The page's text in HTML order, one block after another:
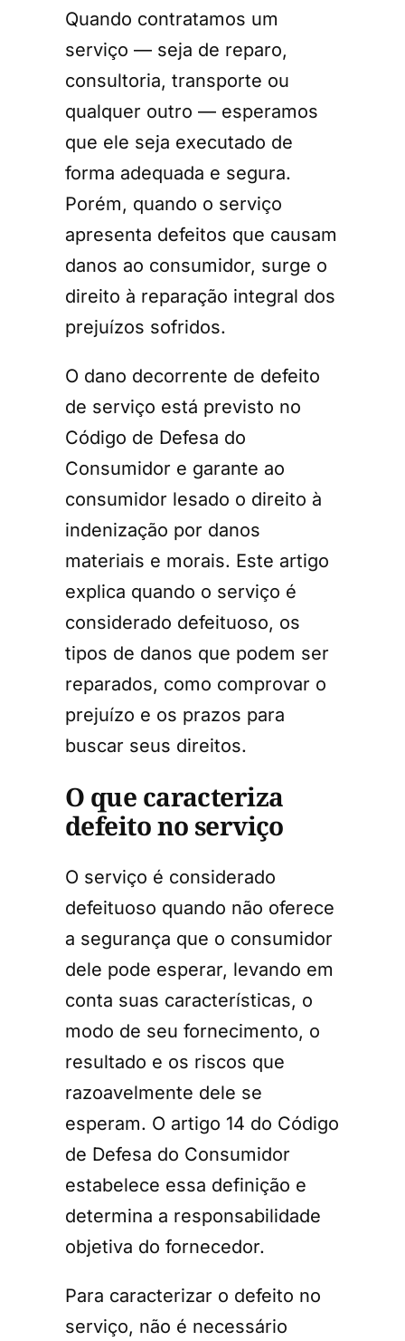
Quando contratamos um
serviço — seja de reparo,
consultoria, transporte ou
qualquer outro — esperamos
que ele seja executado de
forma adequada e segura.
Porém, quando o serviço
apresenta defeitos que causam
danos ao consumidor, surge o
direito à reparação integral dos
prejuízos sofridos.
O dano decorrente de defeito
de serviço está previsto no
Código de Defesa do
Consumidor e garante ao
consumidor lesado o direito à
indenização por danos
materiais e morais. Este artigo
explica quando o serviço é
considerado defeituoso, os
tipos de danos que podem ser
reparados, como comprovar o
prejuízo e os prazos para
buscar seus direitos.
O que caracteriza
defeito no serviço
O serviço é considerado
defeituoso quando não oferece
a segurança que o consumidor
dele pode esperar, levando em
conta suas características, o
modo de seu fornecimento, o
resultado e os riscos que
razoavelmente dele se
esperam. O artigo 14 do Código
de Defesa do Consumidor
estabelece essa definição e
determina a responsabilidade
objetiva do fornecedor.
Para caracterizar o defeito no
serviço, não é necessário